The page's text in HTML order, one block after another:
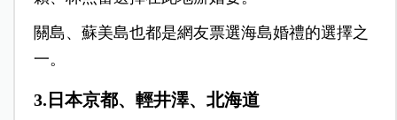
關島、蘇美島也都是網友票選海島婚禮的選擇之
一。
3.日本京都、輕井澤、北海道